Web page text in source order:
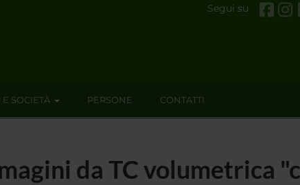
Segui su
E SOCIETÀ PERSONE CONTATTI
da TC volumetrica